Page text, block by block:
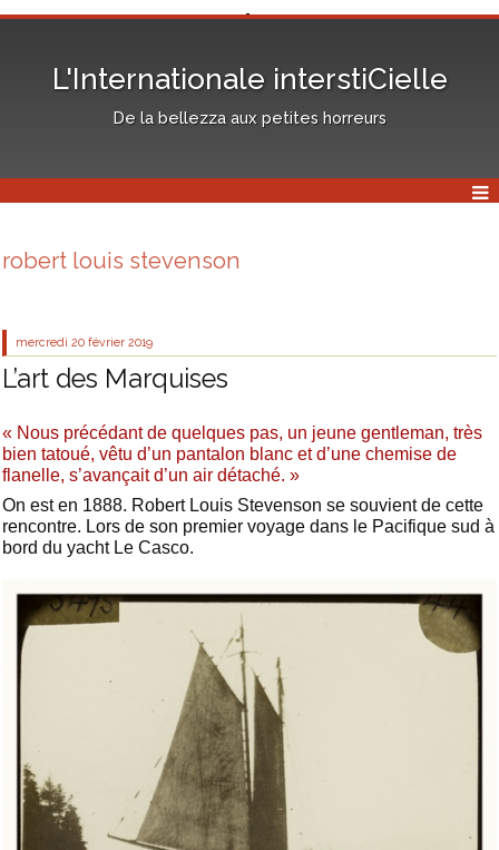
L'Internationale interstiCielle
De la bellezza aux petites horreurs
robert louis stevenson
mercredi 20 février 2019
L’art des Marquises
« Nous précédant de quelques pas, un jeune gentleman, très
bien tatoué, vêtu d’un pantalon blanc et d’une chemise de
flanelle, s’avançait d’un air détaché. »
On est en 1888. Robert Louis Stevenson se souvient de cette
rencontre. Lors de son premier voyage dans le Pacifique sud à
bord du yacht Le Casco.